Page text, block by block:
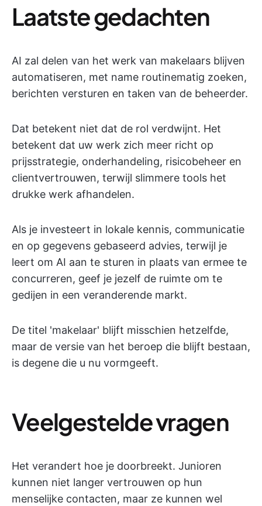
Laatste gedachten
AI zal delen van het werk van makelaars blijven
automatiseren, met name routinematig zoeken,
berichten versturen en taken van de beheerder.
Dat betekent niet dat de rol verdwijnt. Het
betekent dat uw werk zich meer richt op
prijsstrategie, onderhandeling, risicobeheer en
clientvertrouwen, terwijl slimmere tools het
drukke werk afhandelen.
Als je investeert in lokale kennis, communicatie
en op gegevens gebaseerd advies, terwijl je
leert om AI aan te sturen in plaats van ermee te
concurreren, geef je jezelf de ruimte om te
gedijen in een veranderende markt.
De titel 'makelaar' blijft misschien hetzelfde,
maar de versie van het beroep die blijft bestaan,
is degene die u nu vormgeeft.
Veelgestelde vragen
Het verandert hoe je doorbreekt. Junioren
kunnen niet langer vertrouwen op hun
menselijke contacten, maar ze kunnen wel